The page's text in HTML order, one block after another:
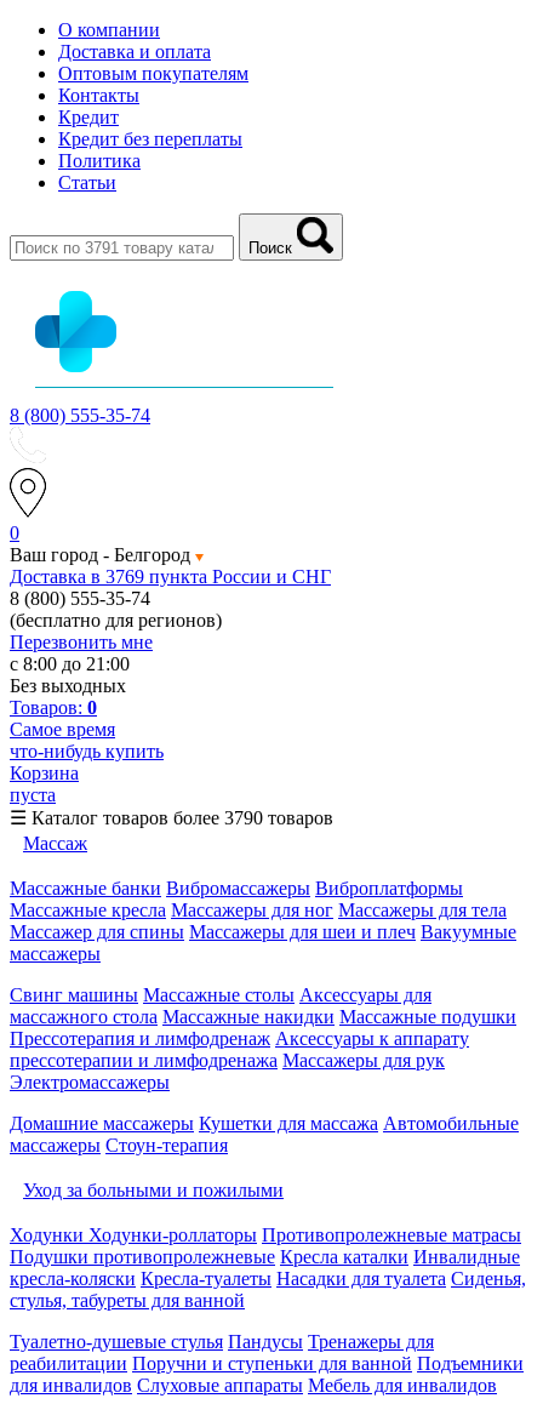
О компании
Доставка и оплата
Оптовым покупателям
Контакты
Кредит
Кредит без переплаты
Политика
Статьи
Поиск
8 (800) 555-35-74
0
Ваш город - Белгород
Доставка в 3769 пункта России и СНГ
8 (800) 555-35-74
(бесплатно для регионов)
Перезвонить мне
с 8:00 до 21:00
Без выходных
Товаров: 0
Самое время
что-нибудь купить
Корзина
пуста
☰ Каталог товаров более 3790 товаров
Массаж
Массажные банки Вибромассажеры Виброплатформы
Массажные кресла Массажеры для ног Массажеры для тела
Массажер для спины Массажеры для шеи и плеч Вакуумные
массажеры
Свинг машины Массажные столы Аксессуары для
массажного стола Массажные накидки Массажные подушки
Прессотерапия и лимфодренаж Аксессуары к аппарату
прессотерапии и лимфодренажа Массажеры для рук
Электромассажеры
Домашние массажеры Кушетки для массажа Автомобильные
массажеры Стоун-терапия
Уход за больными и пожилыми
Ходунки Ходунки-роллаторы Противопролежневые матрасы
Подушки противопролежневые Кресла каталки Инвалидные
кресла-коляски Кресла-туалеты Насадки для туалета Сиденья,
стулья, табуреты для ванной
Туалетно-душевые стулья Пандусы Тренажеры для
реабилитации Поручни и ступеньки для ванной Подъемники
для инвалидов Слуховые аппараты Мебель для инвалидов